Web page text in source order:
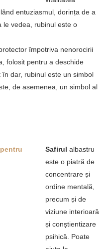
entuziasmul, dorința de a
le vedea, rubinul este o
împotriva nenorocirii
folosit pentru a deschide
dar, rubinul este un simbol
de asemenea, un simbol al
Safirul albastru
este o piatră de
concentrare și
ordine mentală,
precum și de
viziune interioară
și conștientizare
psihică. Poate